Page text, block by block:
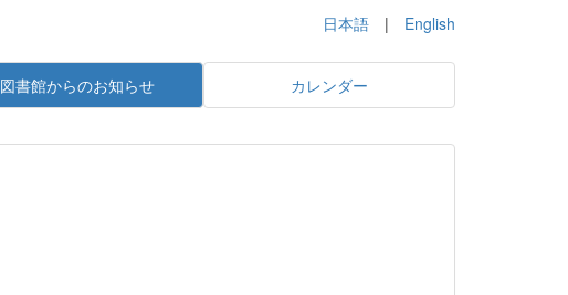
日本語 | English
図書館からのお知らせ カレンダー